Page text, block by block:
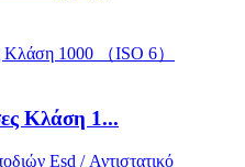
Κλάση 1...